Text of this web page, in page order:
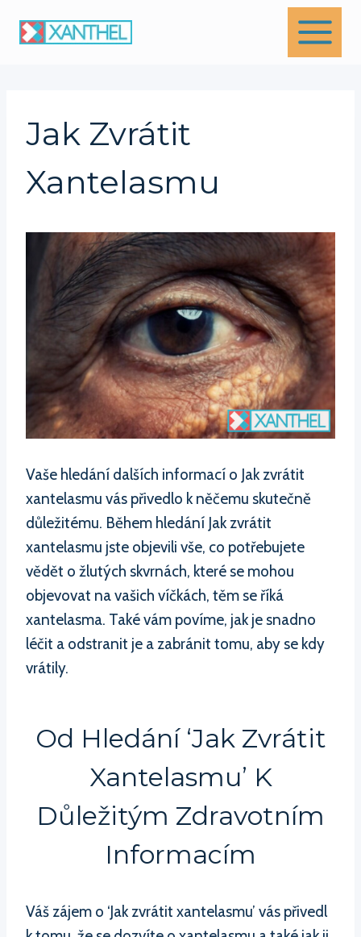
Jak Zvrátit
Xantelasmu
Vaše hledání dalších informací o Jak zvrátit
xantelasmu vás přivedlo k něčemu skutečně
důležitému. Během hledání Jak zvrátit
xantelasmu jste objevili vše, co potřebujete
vědět o žlutých skvrnách, které se mohou
objevovat na vašich víčkách, těm se říká
xantelasma. Také vám povíme, jak je snadno
léčit a odstranit je a zabránit tomu, aby se kdy
vrátily.
Od Hledání ‘Jak Zvrátit
Xantelasmu’ K
Důležitým Zdravotním
Informacím
Váš zájem o ‘Jak zvrátit xantelasmu’ vás přivedl